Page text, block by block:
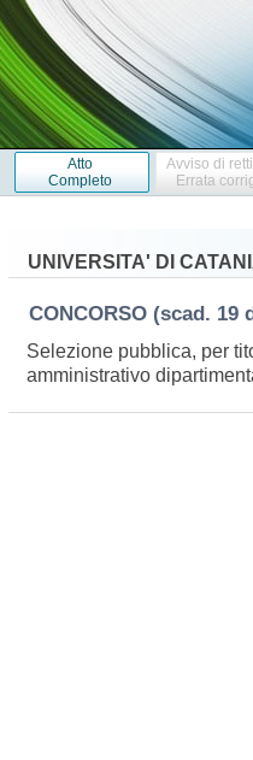
Atto
Completo
Avviso di
Errata
UNIVERSITA' DI
CONCORSO (scad. 19
Selezione pubblica, per
amministrativo